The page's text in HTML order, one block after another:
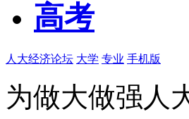
高考
人大经济论坛 大学 专业 手机版
为做大做强人